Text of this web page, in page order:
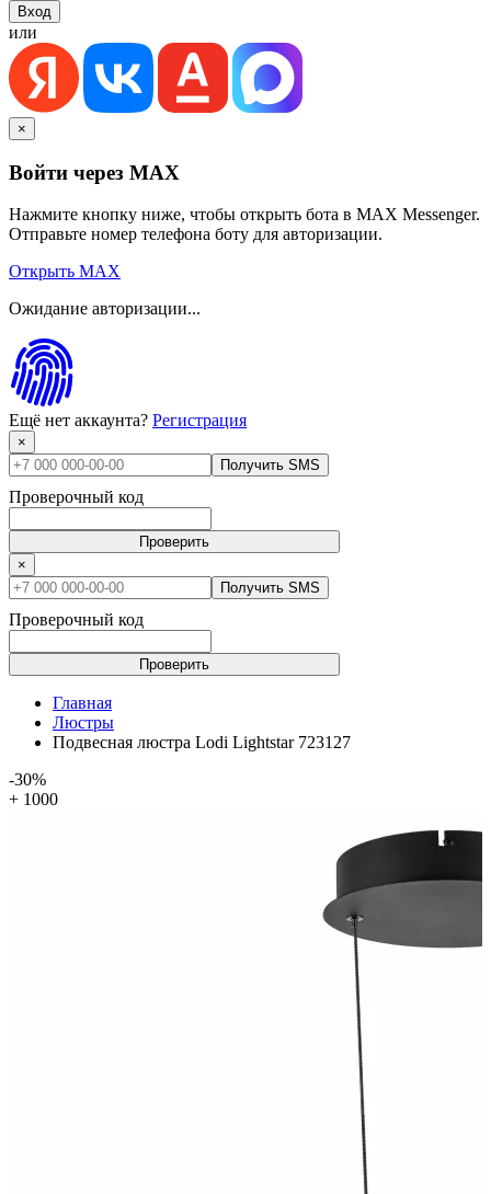
или
×
Войти через MAX
Нажмите кнопку ниже, чтобы открыть бота в MAX Messenger.
Отправьте номер телефона боту для авторизации.
Открыть MAX
Ожидание авторизации...
Ещё нет аккаунта? Регистрация
×
Получить SMS
Проверочный код
Проверить
×
Получить SMS
Проверочный код
Проверить
Главная
Люстры
Подвесная люстра Lodi Lightstar 723127
-30%
+ 1000